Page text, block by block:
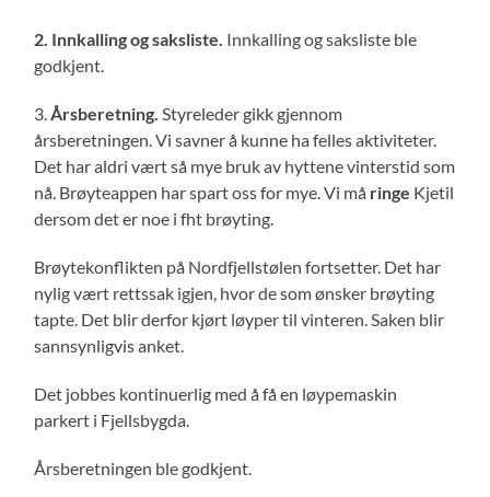
2. Innkalling og saksliste. Innkalling og saksliste ble
godkjent.
3. Årsberetning. Styreleder gikk gjennom
årsberetningen. Vi savner å kunne ha felles aktiviteter.
Det har aldri vært så mye bruk av hyttene vinterstid som
nå. Brøyteappen har spart oss for mye. Vi må ringe Kjetil
dersom det er noe i fht brøyting.
Brøytekonflikten på Nordfjellstølen fortsetter. Det har
nylig vært rettssak igjen, hvor de som ønsker brøyting
tapte. Det blir derfor kjørt løyper til vinteren. Saken blir
sannsynligvis anket.
Det jobbes kontinuerlig med å få en løypemaskin
parkert i Fjellsbygda.
Årsberetningen ble godkjent.